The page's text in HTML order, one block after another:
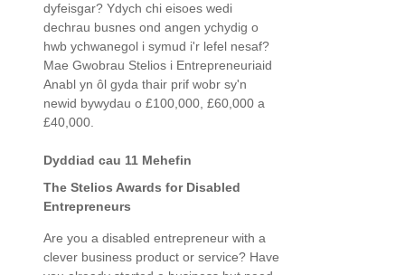
dyfeisgar? Ydych chi eisoes wedi
dechrau busnes ond angen ychydig o
hwb ychwanegol i symud i'r lefel nesaf?
Mae Gwobrau Stelios i Entrepreneuriaid
Anabl yn ôl gyda thair prif wobr sy'n
newid bywydau o £100,000, £60,000 a
£40,000.
Dyddiad cau 11 Mehefin
The Stelios Awards for Disabled
Entrepreneurs
Are you a disabled entrepreneur with a
clever business product or service? Have